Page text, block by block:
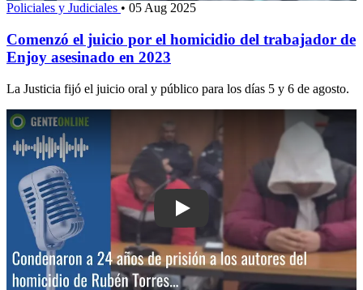
Policiales y Judiciales • 05 Aug 2025
Comenzó el juicio por el homicidio del trabajador de
Enjoy asesinado en 2023
La Justicia fijó el juicio oral y público para los días 5 y 6 de agosto.
Play: Condenaron a 24 años de